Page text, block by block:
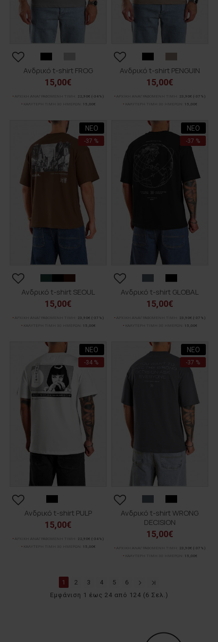
Ανδρικό t-shirt FROG
15,00€
ΑΡΧΙΚΗ ΑΝΑΓΡΑΦΟΜΕΝΗ ΤΙΜΗ: 22,90€ (-34%)
ΚΑΛΥΤΕΡΗ ΤΙΜΗ 30 ΗΜΕΡΩΝ:
15,00€
Ανδρικό t-shirt PENGUIN
15,00€
ΑΡΧΙΚΗ ΑΝΑΓΡΑΦΟΜΕΝΗ ΤΙΜΗ: 23,90€ (-37%)
ΚΑΛΥΤΕΡΗ ΤΙΜΗ 30 ΗΜΕΡΩΝ:
15,00€
ΝΕΟ
-37 %
Ανδρικό t-shirt SEOUL
15,00€
ΑΡΧΙΚΗ ΑΝΑΓΡΑΦΟΜΕΝΗ ΤΙΜΗ: 23,90€ (-37%)
ΚΑΛΥΤΕΡΗ ΤΙΜΗ 30 ΗΜΕΡΩΝ:
15,00€
ΝΕΟ
-37 %
Ανδρικό t-shirt GLOBAL
15,00€
ΑΡΧΙΚΗ ΑΝΑΓΡΑΦΟΜΕΝΗ ΤΙΜΗ: 23,90€ (-37%)
ΚΑΛΥΤΕΡΗ ΤΙΜΗ 30 ΗΜΕΡΩΝ:
15,00€
ΝΕΟ
-34 %
Ανδρικό t-shirt PULP
15,00€
ΑΡΧΙΚΗ ΑΝΑΓΡΑΦΟΜΕΝΗ ΤΙΜΗ: 22,90€ (-34%)
ΚΑΛΥΤΕΡΗ ΤΙΜΗ 30 ΗΜΕΡΩΝ:
15,00€
ΝΕΟ
-37 %
Ανδρικό t-shirt WRONG
DECISION
15,00€
ΑΡΧΙΚΗ ΑΝΑΓΡΑΦΟΜΕΝΗ ΤΙΜΗ: 23,90€ (-37%)
ΚΑΛΥΤΕΡΗ ΤΙΜΗ 30 ΗΜΕΡΩΝ:
15,00€
1 2 3 4 5
6
Εμφάνιση 1 έως 24 από 124 (6 Σελ.)